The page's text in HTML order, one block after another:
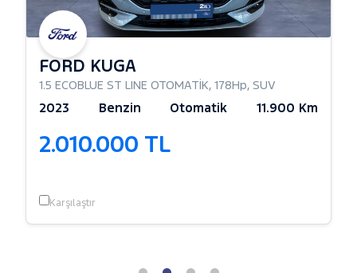
FORD KUGA
1.5 ECOBLUE ST LINE OTOMATİK, 178Hp, SUV
2023 Benzin Otomatik 11.900 Km
2.010.000 TL
Karşılaştır